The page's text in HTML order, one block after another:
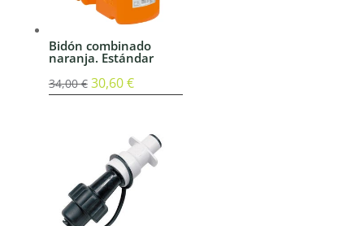
Bidón combinado
naranja. Estándar
34,00€ El
34,00 €.
30,60€El
es:
30,60 €.